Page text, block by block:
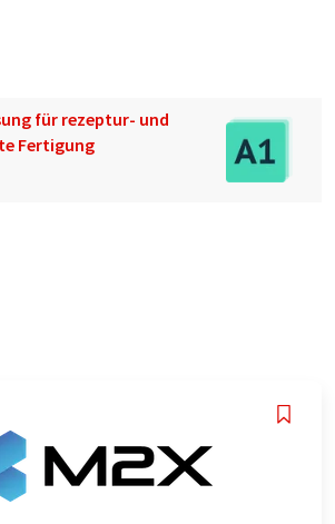
für rezeptur- und
Fertigung